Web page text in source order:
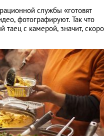
службы «готовят
фотографируют. Так что
таец с камерой, значит, скоро